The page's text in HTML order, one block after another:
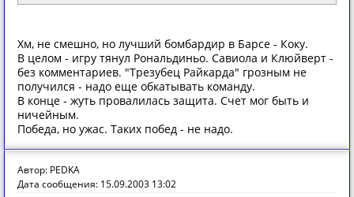
Хм, не смешно, но лучший бомбардир в Барсе - Коку.
В целом - игру тянул Рональдиньо. Савиола и Клюйверт -
без комментариев. "Трезубец Райкарда" грозным не
получился - надо еще обкатывать команду.
В конце - жуть провалилась защита. Счет мог быть и
ничейным.
Победа, но ужас. Таких побед - не надо.
Автор: PEDKA
Дата сообщения: 15.09.2003 13:02